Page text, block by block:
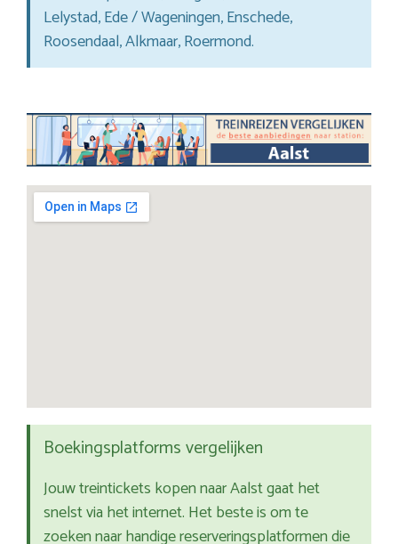
Lelystad, Ede / Wageningen, Enschede,
Roosendaal, Alkmaar, Roermond.
Boekingsplatforms vergelijken
Jouw treintickets kopen naar Aalst gaat het
snelst via het internet. Het beste is om te
zoeken naar handige reserveringsplatformen die